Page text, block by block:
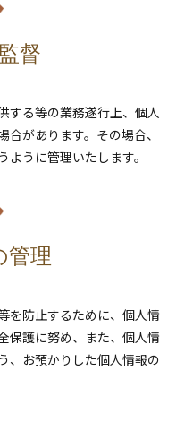
督
する等の業務遂行上、個人
があります。その場合、
うに管理いたします。
管理
を防止するために、個人情
保護に努め、また、個人情
、お預かりした個人情報の